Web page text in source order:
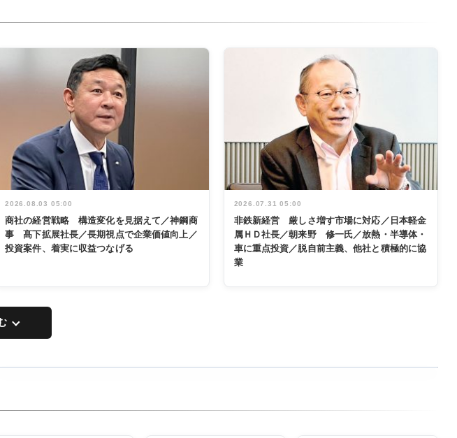
2026.08.03 05:00
商社の経営戦略 構造変化を見据えて／神鋼商
事 髙下拡展社長／長期視点で企業価値向上／
投資案件、着実に収益つなげる
2026.07.31 05:00
非鉄新経営 厳しさ増す市場に対応／日本軽金
属ＨＤ社長／朝来野 修一氏／放熱・半導体・
車に重点投資／脱自前主義、他社と積極的に協
業